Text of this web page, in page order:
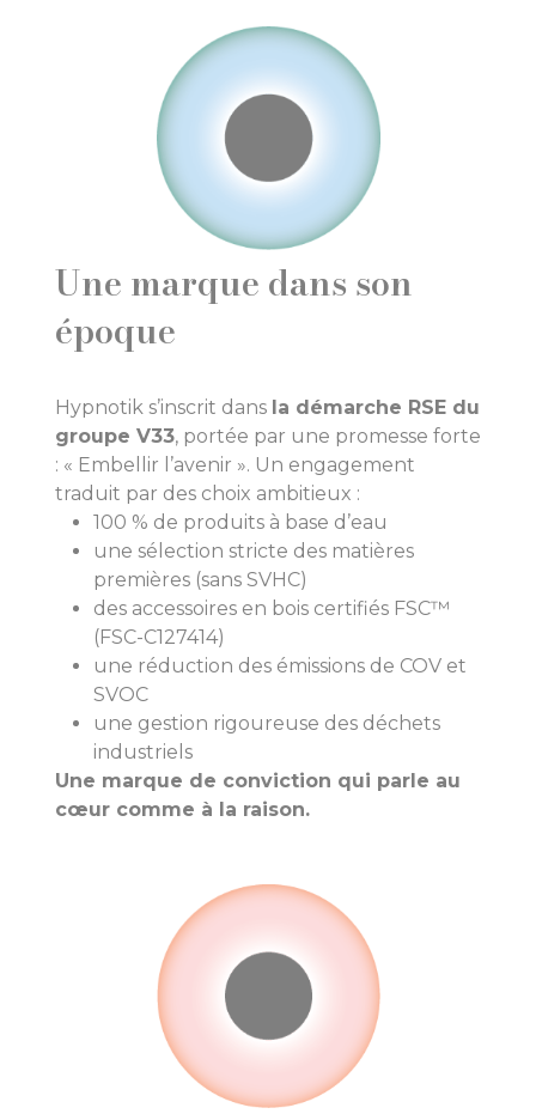
Une marque dans son
époque
Hypnotik s’inscrit dans la démarche RSE du
groupe V33, portée par une promesse forte
: « Embellir l’avenir ». Un engagement
traduit par des choix ambitieux :
100 % de produits à base d’eau
une sélection stricte des matières
premières (sans SVHC)
des accessoires en bois certifiés FSC™
(FSC-C127414)
une réduction des émissions de COV et
SVOC
une gestion rigoureuse des déchets
industriels
Une marque de conviction qui parle au
cœur comme à la raison.